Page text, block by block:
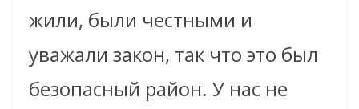
жили, были честными и
уважали закон, так что это был
безопасный район. У нас не